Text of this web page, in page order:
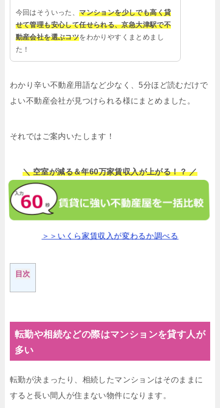
今回はそういった、マンションを少しでも高く貸
せて管理も安心して任せられる、京急大津駅で不
動産会社を選ぶコツをわかりやすくまとめまし
た！
わかり辛い不動産用語など少なく、5分ほど読むだけで
よい不動産会社が見つけられる様にまとめました。
それではご案内いたします！
＼ 空室が減る＆年60万家賃収入が上がる！？ ／
＞＞いくら家賃収入が変わるか調べる
目次
転勤や相続などの際はマンションを貸す人が
多い
転勤が決まったり、相続したマンションはそのままに
すると長い間人が住まない物件になります。